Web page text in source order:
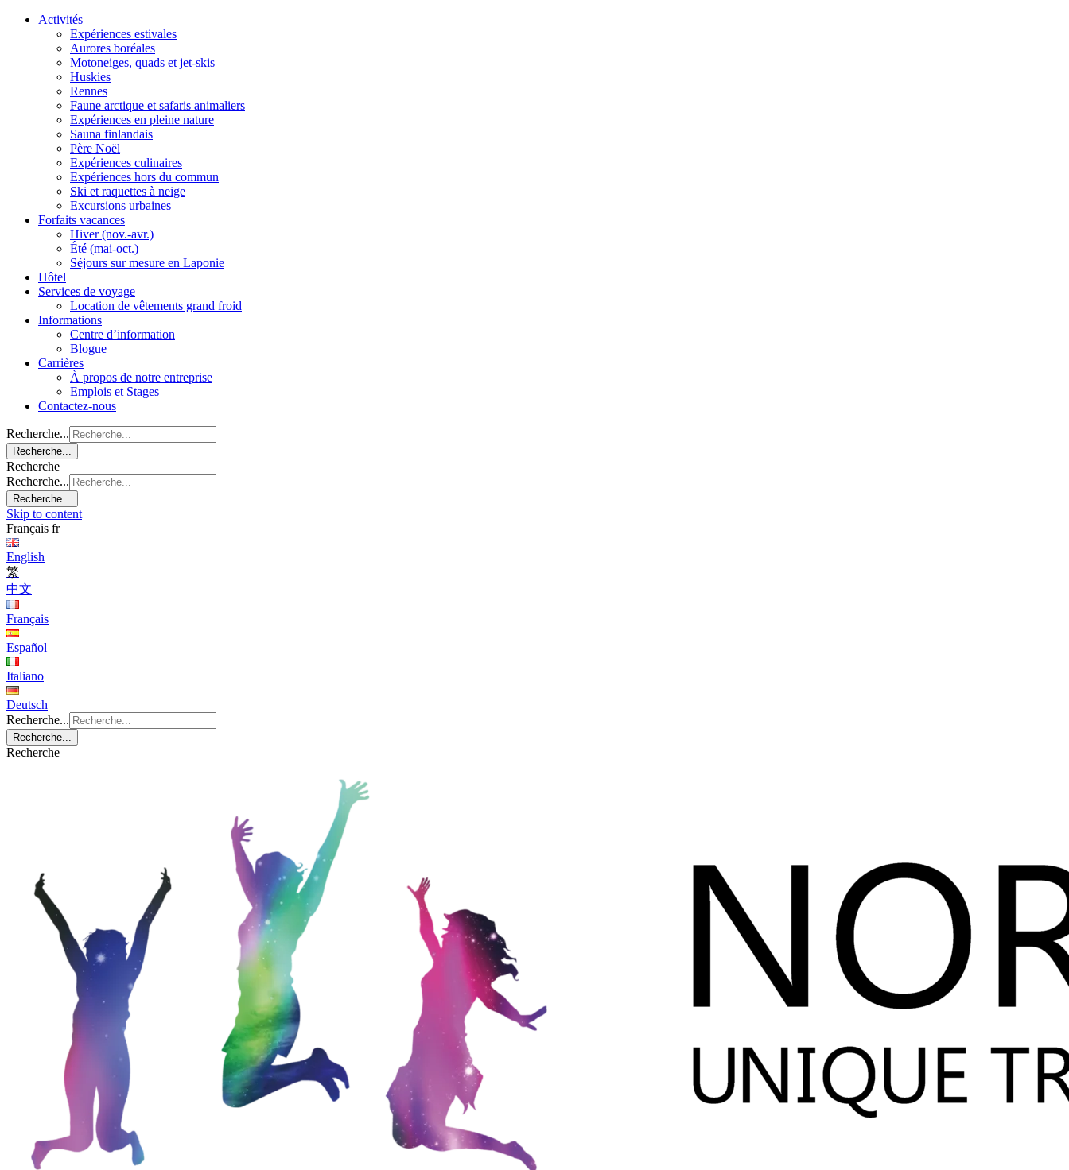
Activités
Expériences estivales
Aurores boréales
Motoneiges, quads et jet-skis
Huskies
Rennes
Faune arctique et safaris animaliers
Expériences en pleine nature
Sauna finlandais
Père Noël
Expériences culinaires
Expériences hors du commun
Ski et raquettes à neige
Excursions urbaines
Forfaits vacances
Hiver (nov.-avr.)
Été (mai-oct.)
Séjours sur mesure en Laponie
Hôtel
Services de voyage
Location de vêtements grand froid
Informations
Centre d’information
Blogue
Carrières
À propos de notre entreprise
Emplois et Stages
Contactez-nous
Recherche...
Recherche...
Recherche
Recherche...
Recherche...
Skip to content
Français fr
English
繁
中文
Français
Español
Italiano
Deutsch
Recherche...
Recherche...
Recherche